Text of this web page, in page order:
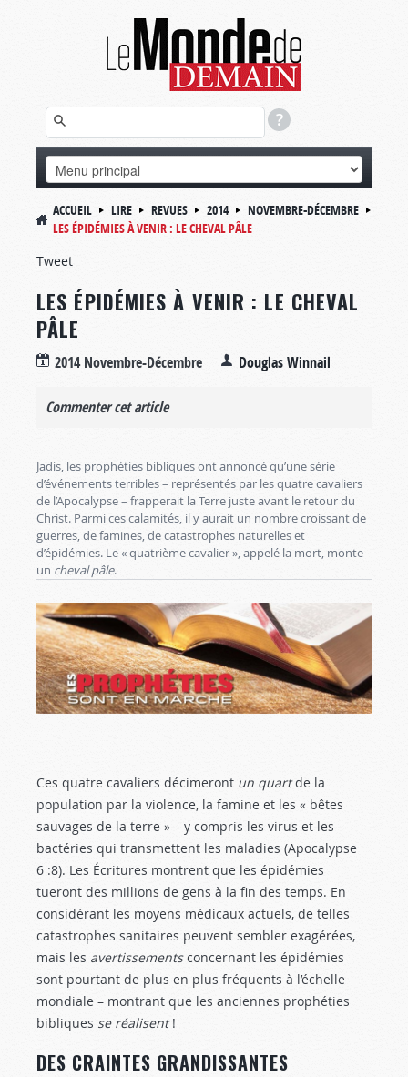
ACCUEIL LIRE REVUES 2014
NOVEMBRE-DÉCEMBRE
LES ÉPIDÉMIES À VENIR : LE CHEVAL PÂLE
Tweet
LES ÉPIDÉMIES À VENIR : LE CHEVAL
PÂLE
2014 Novembre-Décembre Douglas Winnail
Commenter cet article
Jadis, les prophéties bibliques ont annoncé qu’une série
d’événements terribles – représentés par les quatre cavaliers
de l’Apocalypse – frapperait la Terre juste avant le retour du
Christ. Parmi ces calamités, il y aurait un nombre croissant de
guerres, de famines, de catastrophes naturelles et
d’épidémies. Le « quatrième cavalier », appelé la mort, monte
un cheval pâle.
Ces quatre cavaliers décimeront un quartde la
population par la violence, la famine et les « bêtes
sauvages de la terre » – y compris les virus et les
bactéries qui transmettent les maladies (Apocalypse
6 :8). Les Écritures montrent que les épidémies
tueront des millions de gens à la fin des temps. En
considérant les moyens médicaux actuels, de telles
catastrophes sanitaires peuvent sembler exagérées,
mais les avertissementsconcernant les épidémies
sont pourtant de plus en plus fréquents à l’échelle
mondiale – montrant que les anciennes prophéties
bibliques se réalisent!
DES CRAINTES GRANDISSANTES